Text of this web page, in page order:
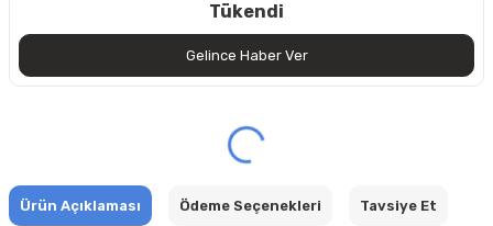
Tükendi
Gelince Haber Ver
Ürün Açıklaması Ödeme Seçenekleri Tavsiye Et